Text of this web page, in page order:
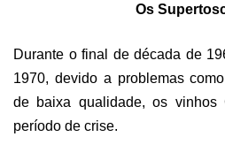
Os
Durante o final de década de
1970, devido a problemas
de baixa qualidade, os vinhos
período de crise.